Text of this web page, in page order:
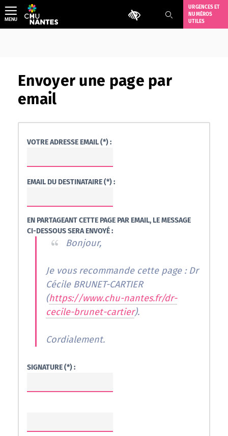
Aller
au
contenu
Outils d'accessibilité
URGENCES ET
NUMÉROS
UTILES
MENU
Envoyer une page par
email
VOTRE ADRESSE EMAIL (*) :
EMAIL DU DESTINATAIRE (*) :
EN PARTAGEANT CETTE PAGE PAR EMAIL, LE MESSAGE
CI-DESSOUS SERA ENVOYÉ :
Bonjour,
Je vous recommande cette page : Dr
Cécile BRUNET-CARTIER
(https://www.chu-nantes.fr/dr-
cecile-brunet-cartier).
Cordialement.
SIGNATURE (*) :